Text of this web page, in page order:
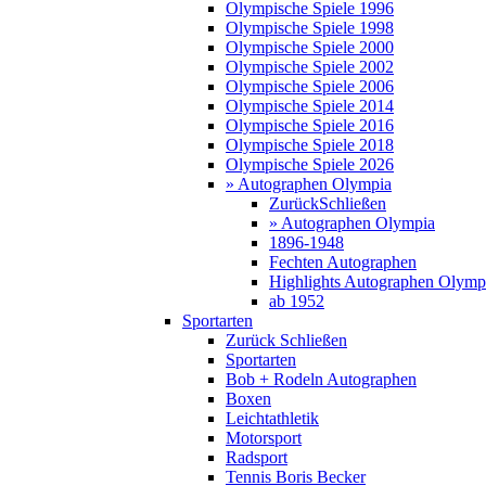
Olympische Spiele 1996
Olympische Spiele 1998
Olympische Spiele 2000
Olympische Spiele 2002
Olympische Spiele 2006
Olympische Spiele 2014
Olympische Spiele 2016
Olympische Spiele 2018
Olympische Spiele 2026
» Autographen Olympia
ZurückSchließen
» Autographen Olympia
1896-1948
Fechten Autographen
Highlights Autographen
ab 1952
Sportarten
Zurück Schließen
Sportarten
Bob + Rodeln Autographen
Boxen
Leichtathletik
Motorsport
Radsport
Tennis Boris Becker